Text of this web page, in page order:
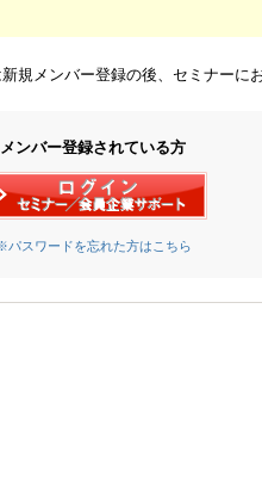
規メンバー登録の後、セミナーに
メンバー登録されている方
パスワードを忘れた方はこちら